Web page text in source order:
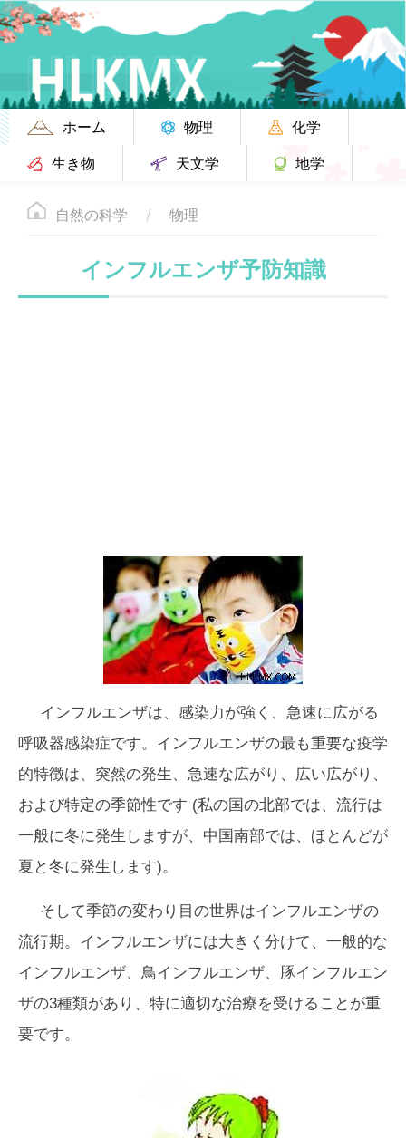
ホーム 物理
化学
生き物
天文学 地学
自然の科学 物理
インフルエンザ予防知識
インフルエンザは、感染力が強く、急速に広がる
呼吸器感染症です。インフルエンザの最も重要な疫学
的特徴は、突然の発生、急速な広がり、広い広がり、
および特定の季節性です (私の国の北部では、流行は
一般に冬に発生しますが、中国南部では、ほとんどが
夏と冬に発生します)。
そして季節の変わり目の世界はインフルエンザの
流行期。インフルエンザには大きく分けて、一般的な
インフルエンザ、鳥インフルエンザ、豚インフルエン
ザの3種類があり、特に適切な治療を受けることが重
要です。